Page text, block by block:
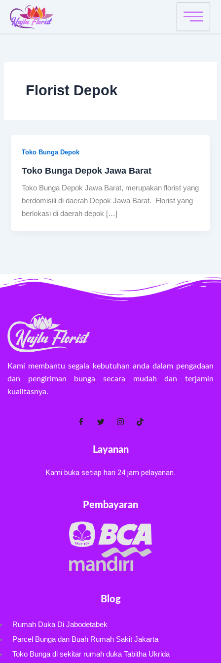
Florist Depok
Toko Bunga Depok
Toko Bunga Depok Jawa Barat
Toko Bunga Depok Jawa Barat, merupakan florist yang
berdomisili di daerah Depok Jawa Barat. Florist yang
berlokasi di daerah depok […]
Kami membantu segala kebutuhan anda dalam pengadaan
dan pengiriman bunga secara mudah dan terjamin
kualitasnya.
Layanan
Kami buka setiap hari 24 jam pelayanan.
Pembayaran
Blog
Rumah Duka Di Jabodetabek
Parcel Bunga dan Buah Rumah Sakit Jakarta
Toko Bunga di sekitar rumah duka Tabitha Ukrida